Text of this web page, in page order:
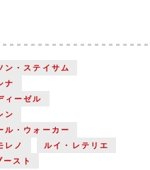
ン・ステイサム
ナ
ィーゼル
ン
ル・ウォーカー
レノ
ルイ・レテリエ
スト